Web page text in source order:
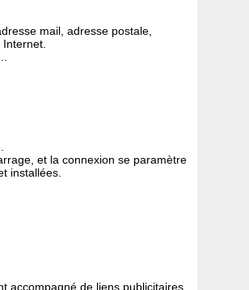
mail, adresse postale,
et la connexion se paramètre
installées.
accompagné de liens publicitaires